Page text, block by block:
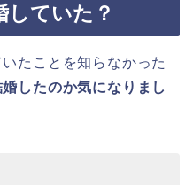
していた？
たことを知らなかった
したのか気になりまし